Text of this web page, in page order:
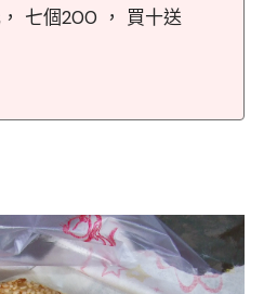
， 七個200 ， 買十送